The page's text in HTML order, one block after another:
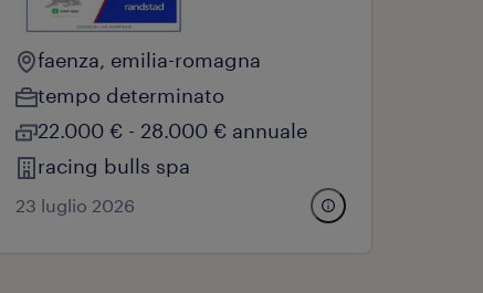
faenza, emilia-romagna
tempo determinato
22.000 € - 28.000 € annuale
racing bulls spa
23 luglio 2026